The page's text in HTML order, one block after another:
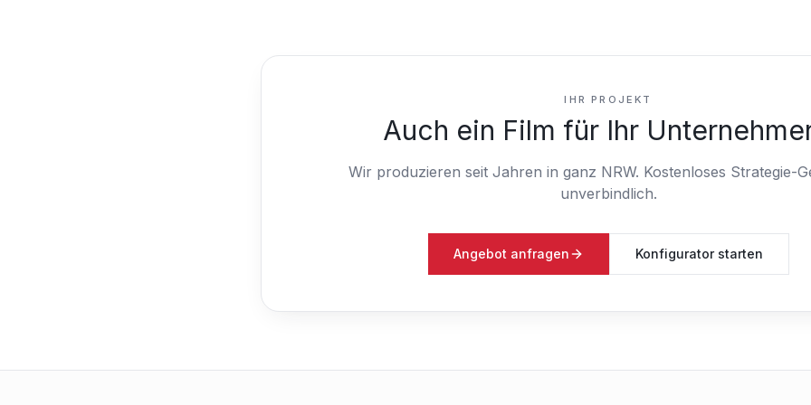
IHR PROJEKT
Auch ein Film für Ihr
Wir produzieren seit Jahren in ganz NRW. Kostenloses Strategie-
unverbindlich.
Angebot anfragen Konfigurator starten